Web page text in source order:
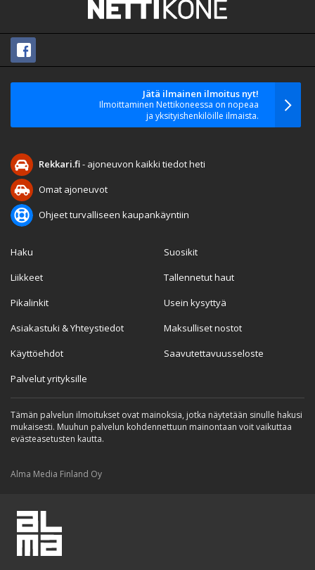
Jätä ilmainen ilmoitus nyt!
Ilmoittaminen Nettikoneessa on nopeaa
ja yksityishenkilöille ilmaista.
Rekkari.fi- ajoneuvon kaikki tiedot heti
Omat ajoneuvot
Ohjeet turvalliseen kaupankäyntiin
Haku
Liikkeet
Pikalinkit
Asiakastuki & Yhteystiedot
Käyttöehdot
Palvelut yrityksille
Suosikit
Tallennetut haut
Usein kysyttyä
Maksulliset nostot
Saavutettavuusseloste
Tämän palvelun ilmoitukset ovat mainoksia, jotka näytetään sinulle hakusi
mukaisesti. Muuhun palvelun kohdennettuun mainontaan voit vaikuttaa
evästeasetusten kautta.
Alma Media Finland Oy